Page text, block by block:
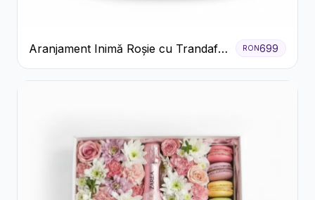
Aranjament Inimă Roșie cu Trandafiri
și Ferrero Rocher Premium
RON699